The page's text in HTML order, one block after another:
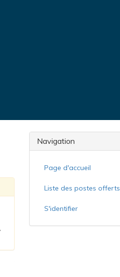
Navigation
Page d'accueil
Liste des postes offerts
S'identifier